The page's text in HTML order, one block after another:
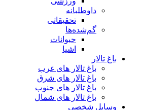
داوطلبانه
تحقیقاتی
گم‌شده‌ها
حیوانات
اشیا
باغ تالار
باغ تالار های غرب
باغ تالار های شرق
باغ تالار های جنوب
باغ تالار های شمال
وسایل شخصی